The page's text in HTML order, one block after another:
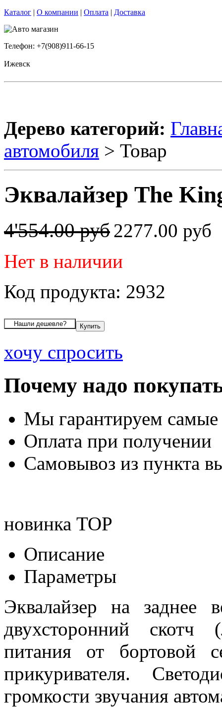
Каталог | О компании | Оплата | Доставка
Телефон: +7(908)911-66-15
Ижевск
Дерево категорий:
автомобиля > Товар
Эквалайзер The
4'554.00 руб2277.00 руб
Нет в наличии
Код продукта: 2932
хочу спросить
Почему надо
Мы гарантируем
Оплата при получении
Самовывоз из пункта
новинка TOP
Описание
Параметры
Эквалайзер на заднее
двухсторонний скотч
питания от бортовой
прикуривателя.
громкости звучания